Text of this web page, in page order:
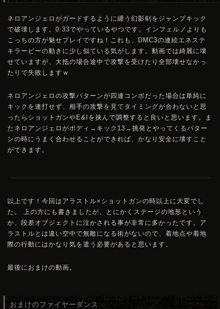
ネロアンジェロがガードするように纏う幻影剣をジャンプキック
で破壊します。0:33でやっているやつです。インフェルノよりも
こっちの方が魅せプレイですね！これも、 DMC3の連続エネステ
キラービーの動きに少し似ている気がします。動画では綺麗に壊
せていますが、大抵の場合途中で攻撃を受けたり全部壊せなかっ
たりで失敗しますｗ
ネロアンジェロの攻撃パターンが四連コンボだった場合は単純に
キックを連打せず、相手の攻撃を見てタイミングが合わないと思
ったらショットガンやE&Iを挟んで調整すると良いと思います。ま
たネロアンジェロがボディ→キック13→挑発とやってくるパター
ンの時にうまく合わせることができれば、かなり安全に壊すこと
ができます。
以上です！今回はアラストル×ショットガンの時以上に大変でし
た。 上の方にも書きましたが、とにかくステージの地形という
か、段差オブジェクトに泣かされる事が非常に多かったです。ア
ラストルとは違い空中で無敵になる術がないので、着地点や着地
際の行動にはかなり気を遣う必要があると思います。
最後におまけの動画。
おまけのファイヤーダンス